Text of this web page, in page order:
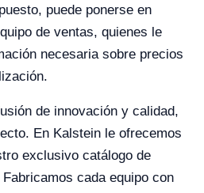
puede ponerse en
de ventas, quienes le
necesaria sobre precios
de innovación y calidad,
En Kalstein le ofrecemos
exclusivo catálogo de
cada equipo con